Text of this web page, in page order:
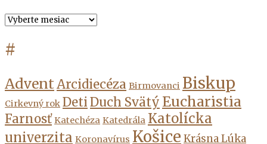
Archív
#
AdventArcidiecéza Birmovanci Biskup
Cirkevný rok DetiDuch Svätý Eucharistia
Farnosť Katechéza Katedrála Katolícka
univerzita Koronavírus Košice Krásna Lúka